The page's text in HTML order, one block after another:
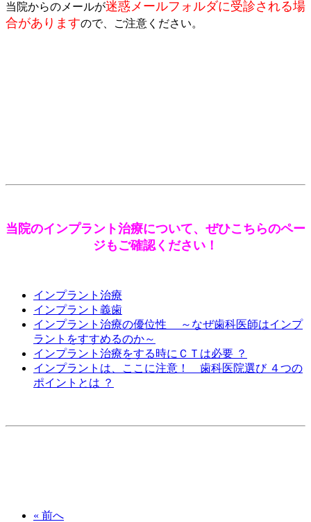
当院からのメールが迷惑メールフォルダに受診される場
合がありますので、ご注意ください。
当院のインプラント治療について、ぜひこちらのペー
ジもご確認ください！
インプラント治療
インプラント義歯
インプラント治療の優位性 ～なぜ歯科医師はインプ
ラントをすすめるのか～
インプラント治療をする時にＣＴは必要 ？
インプラントは、ここに注意！ 歯科医院選び ４つの
ポイントとは ？
« 前へ